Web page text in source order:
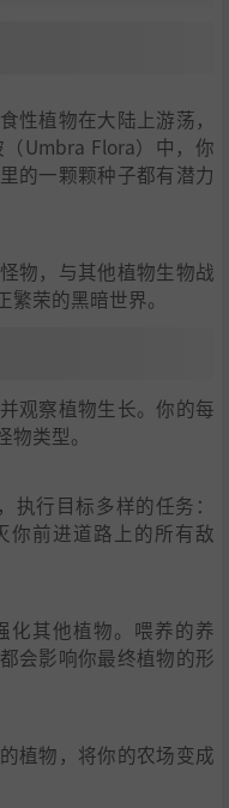
性植物在大陆上游荡，
Umbra Flora）中，你
的一颗颗种子都有潜力
物，与其他植物生物战
荣的黑暗世界。
观察植物生长。你的每
类型。
行目标多样的任务：
你前进道路上的所有敌
化其他植物。喂养的养
会影响你最终植物的形
植物，将你的农场变成